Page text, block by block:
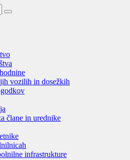
vozilih in dosežkih
člane in urednike
infrastrukture